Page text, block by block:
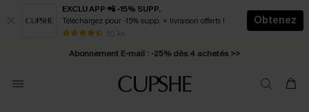
EXCLU APP 📲 -15% SUPP.
Téléchargez pour -15% supp. + livraison offerts !
50 k+
Obtenez
* Livraison éclair 2-3 jours ouvrés >>
Abonnement E-mail : -25% dès 4 achetés >>